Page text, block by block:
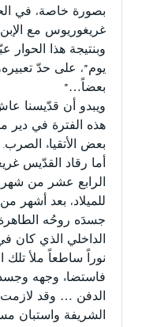
بصورة خاصة، في
غريغوريوس مع الإبن
وبنتيجة هذا
يوم”، على حدّ
بعضاً…”
ويبدو أن قدّيسنا
هذه الفترة في دير
بعض الأتقياء الصرب.
أما رقاد القدّيس
للميلاد، بعد أشهر
جسدَه روحُه
الداخلي الذي كان
نوراً ساطعاً ملأ تلك
فاستضاء وجهه
الدفن … وقد لازمت
الشريفة واستبان